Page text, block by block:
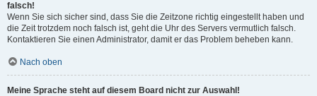
falsch!
Wenn Sie sich sicher sind, dass Sie die Zeitzone richtig eingestellt haben und
die Zeit trotzdem noch falsch ist, geht die Uhr des Servers vermutlich falsch.
Kontaktieren Sie einen Administrator, damit er das Problem beheben kann.
Nach oben
Meine Sprache steht auf diesem Board nicht zur Auswahl!